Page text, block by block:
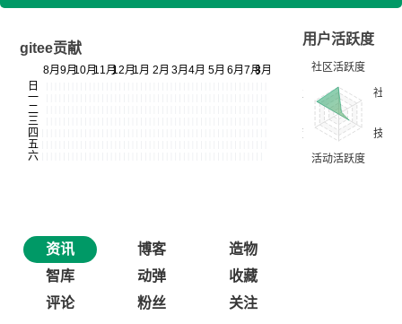
gitee贡献
用户活跃度
资讯 博客
造物
智库
动弹
收藏
评论
粉丝 关注